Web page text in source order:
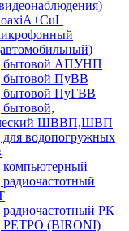
бытовой АПУНП
бытовой ПуВВ
бытовой ПуГВВ
ШВВП,ШВП
водопогружных
компьютерный
РК
РЕТРО (BIRONI)